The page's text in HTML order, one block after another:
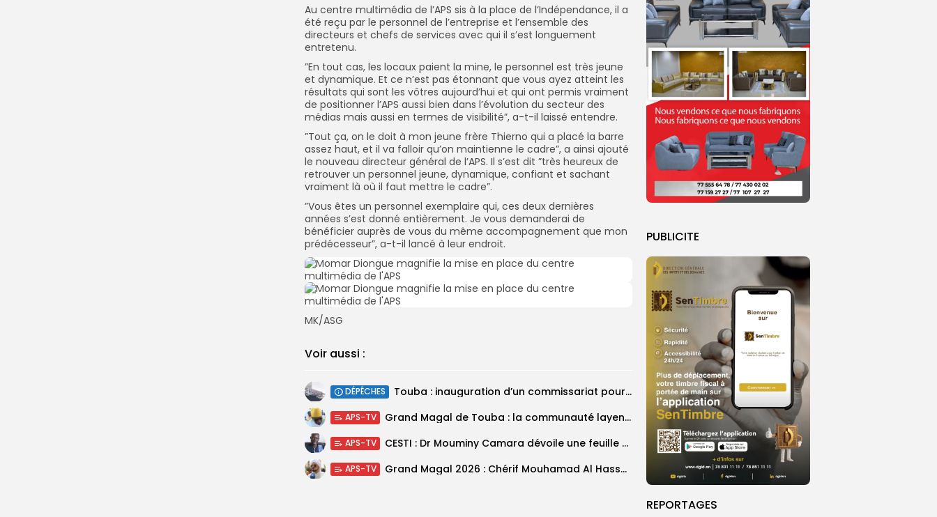
PUBLICITE
REPORTAGES
Au centre multimédia de l’APS sis à la place de l’Indépendance, il a
été reçu par le personnel de l’entreprise et l’ensemble des
directeurs et chefs de services avec qui il s’est longuement
entretenu.
”En tout cas, les locaux paient la mine, le personnel est très jeune
et dynamique. Et ce n’est pas étonnant que vous ayez atteint les
résultats qui sont les vôtres aujourd’hui et qui ont permis vraiment
de positionner l’APS aussi bien dans l’évolution du secteur des
médias mais aussi en termes de visibilité”, a-t-il laissé entendre.
”Tout ça, on le doit à mon jeune frère Thierno qui a placé la barre
assez haut, et il va falloir qu’on maintienne le cadre”, a ainsi ajouté
le nouveau directeur général de l’APS. Il s’est dit ”très heureux de
retrouver un personnel jeune, dynamique, confiant et sachant
vraiment là où il faut mettre le cadre”.
”Vous êtes un personnel exemplaire qui, ces deux dernières
années s’est donné entièrement. Je vous demanderai de
bénéficier auprès de vous du même accompagnement que mon
prédécesseur”, a-t-il lancé à leur endroit.
MK/ASG
Voir aussi :
DÉPÊCHES Touba : inauguration d’un commissariat pour renforcer le dispositif sécuritaire de la...
APS-TV Grand Magal de Touba : la communauté layenne souligne une célébration qui...
APS-TV CESTI : Dr Mouminy Camara dévoile une feuille de route
APS-TV Grand Magal 2026 : Chérif Mouhamad Al Hassani salue un événement porteur...